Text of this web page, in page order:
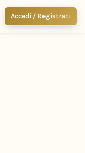
Accedi / Registrati